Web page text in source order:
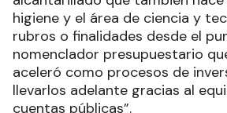
higiene y el área de ciencia y
rubros o finalidades desde el
nomenclador presupuestario
aceleró como procesos de
llevarlos adelante gracias al
cuentas públicas”.